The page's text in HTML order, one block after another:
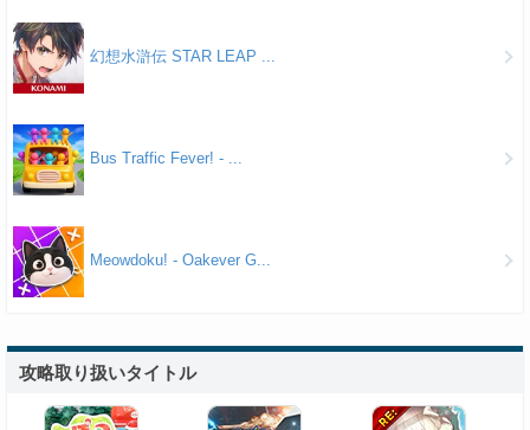
幻想水滸伝 STAR LEAP ...
Bus Traffic Fever! - ...
Meowdoku! - Oakever G...
攻略取り扱いタイトル